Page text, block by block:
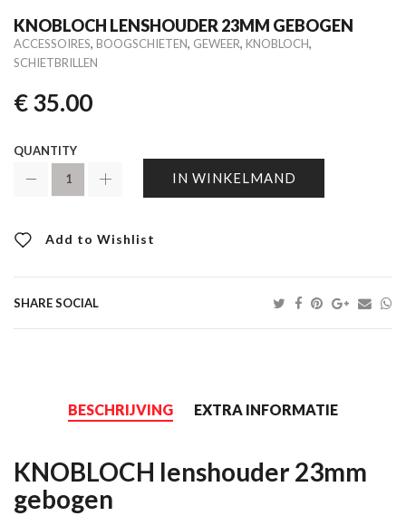
KNOBLOCH LENSHOUDER 23MM GEBOGEN
ACCESSOIRES, BOOGSCHIETEN, GEWEER, KNOBLOCH,
SCHIETBRILLEN
€35.00
QUANTITY
IN WINKELMAND
Add to Wishlist
SHARE SOCIAL
BESCHRIJVING EXTRA INFORMATIE
KNOBLOCH lenshouder 23mm
gebogen